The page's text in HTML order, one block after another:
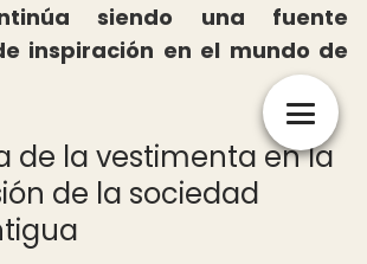
siendo una fuente
inspiración en el mundo de
de la vestimenta en la
de la sociedad